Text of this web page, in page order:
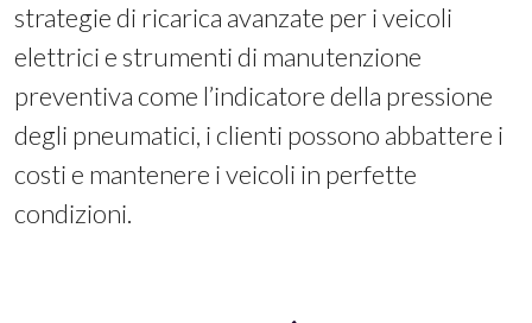
strategie di ricarica avanzate per i veicoli
elettrici e strumenti di manutenzione
preventiva come l’indicatore della pressione
degli pneumatici, i clienti possono abbattere i
costi e mantenere i veicoli in perfette
condizioni.